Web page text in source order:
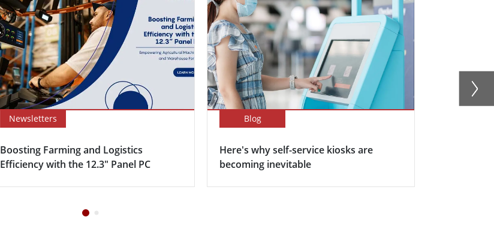
Newsletters
Boosting Farming and Logistics
Efficiency with the 12.3″ Panel PC
Blog
Here's why self-service kiosks are
becoming inevitable